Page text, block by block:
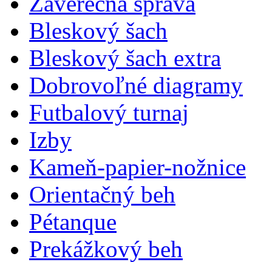
Bleskový šach
Bleskový šach extra
Dobrovoľné diagramy
Futbalový turnaj
Izby
Kameň-papier-nožnice
Orientačný beh
Pétanque
Prekážkový beh